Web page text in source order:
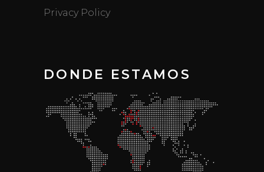
Privacy Policy
DONDE ESTAMOS